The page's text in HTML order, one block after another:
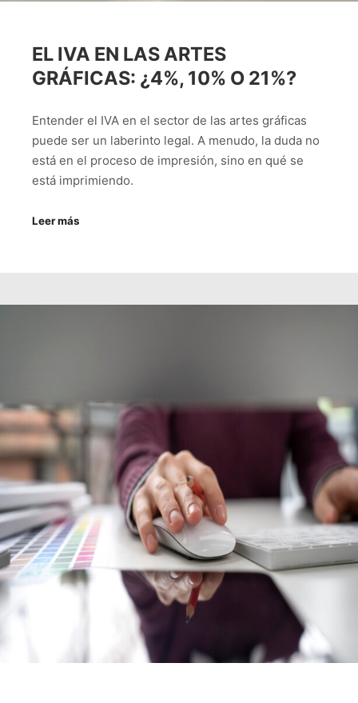
EL IVA EN LAS ARTES
GRÁFICAS: ¿4%, 10% O 21%?
Entender el IVA en el sector de las artes gráficas
puede ser un laberinto legal. A menudo, la duda no
está en el proceso de impresión, sino en qué se
está imprimiendo.
Leer más